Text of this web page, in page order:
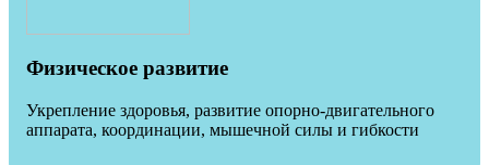
Физическое развитие
Укрепление здоровья, развитие опорно-двигательного
аппарата, координации, мышечной силы и гибкости